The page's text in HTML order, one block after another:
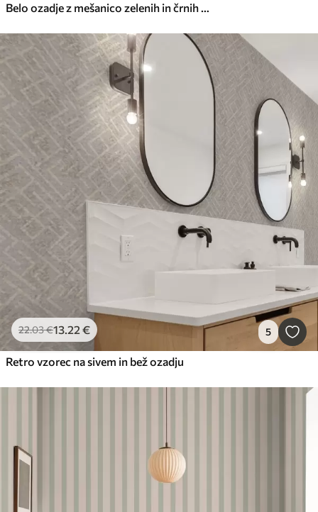
Belo ozadje z mešanico zelenih in črnih črt
22.03€13.22 € 5
Retro vzorec na sivem in bež ozadju